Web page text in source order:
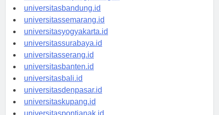
universitastanjungpinang.id
universitasbandung.id
universitassemarang.id
universitasyogyakarta.id
universitassurabaya.id
universitasserang.id
universitasbanten.id
universitasbali.id
universitasdenpasar.id
universitaskupang.id